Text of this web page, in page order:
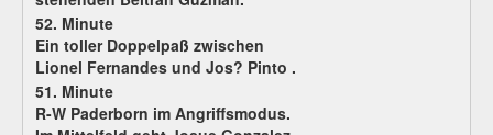
52. Minute
Ein toller Doppelpaß zwischen
Lionel Fernandes und Jos? Pinto .
51. Minute
R-W Paderborn im Angriffsmodus.